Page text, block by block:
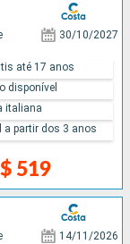
30/10/2027
519
até 17 anos
disponível
italiana
a partir dos 3 anos
14/11/2026